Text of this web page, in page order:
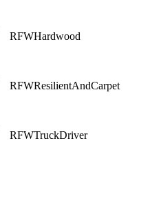
RFWHardwood
RFWResilientAndCarpet
RFWTruckDriver